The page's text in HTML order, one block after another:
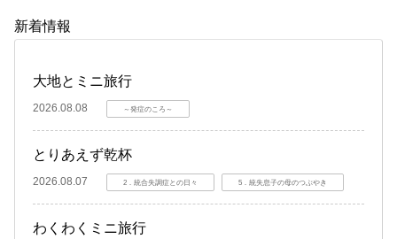
新着情報
大地とミニ旅行
2026.08.08 ～発症のころ～
とりあえず乾杯
2026.08.07 2．統合失調症との日々 5．統失息子の母のつぶやき
わくわくミニ旅行